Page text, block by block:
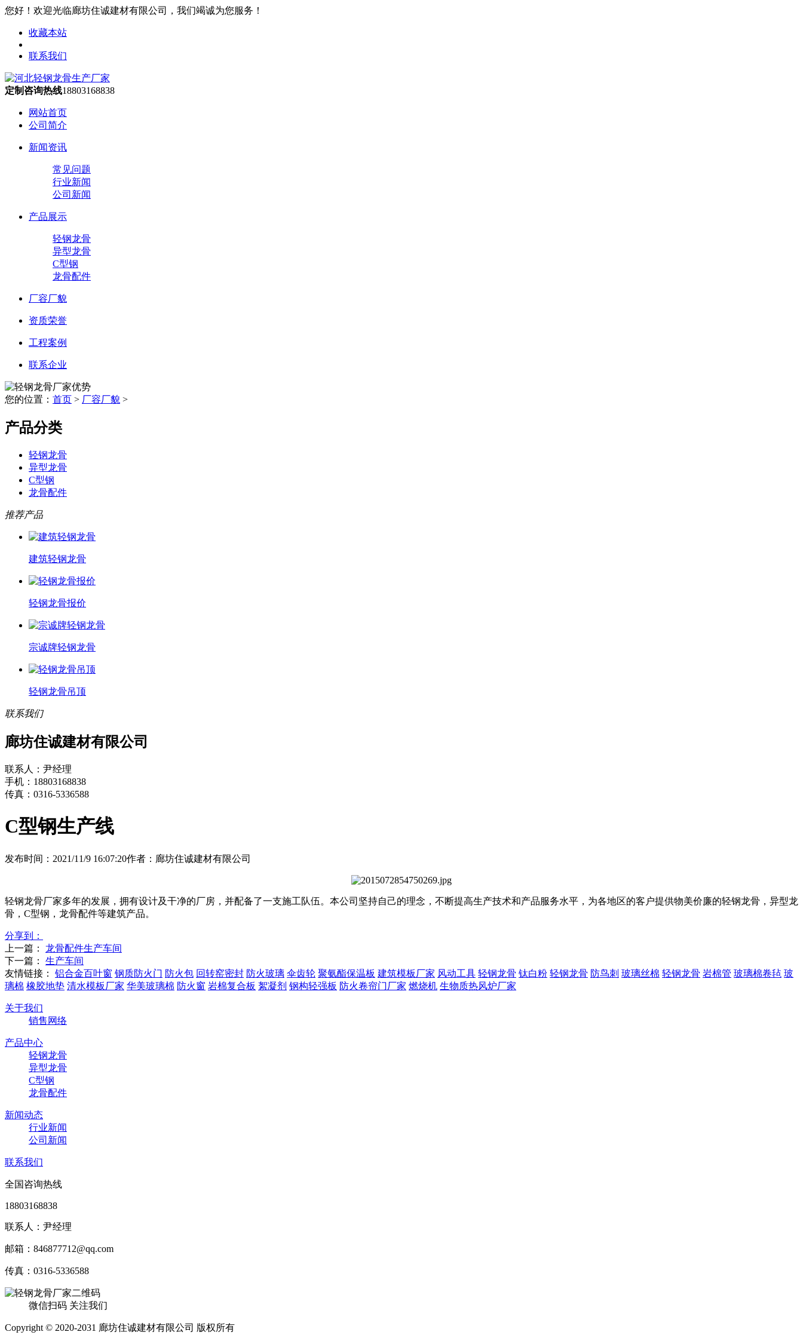
您好！欢迎光临廊坊住诚建材有限公司，我们竭诚为您服务！
收藏本站
联系我们
定制咨询热线18803168838
网站首页
公司简介
新闻资讯
常见问题
行业新闻
公司新闻
产品展示
轻钢龙骨
异型龙骨
C型钢
龙骨配件
厂容厂貌
资质荣誉
工程案例
联系企业
您的位置： 首页 > 厂容厂貌 >
产品分类
轻钢龙骨
异型龙骨
C型钢
龙骨配件
推荐产品
建筑轻钢龙骨
轻钢龙骨报价
宗诚牌轻钢龙骨
轻钢龙骨吊顶
联系我们
廊坊住诚建材有限公司
联系人：尹经理
手机：18803168838
传真：0316-5336588
C型钢生产线
发布时间：2021/11/9 16:07:20作者：廊坊住诚建材有限公司
轻钢龙骨厂家多年的发展，拥有设计及干净的厂房，并配备了一支施工队伍。本公司坚持自己的理念，不断提高生产技术和产品服务水平，为各地区的客户提供物美价廉的轻钢龙骨，异型龙
骨，C型钢，龙骨配件等建筑产品。
分享到：
上一篇： 龙骨配件生产车间
下一篇： 生产车间
友情链接：
铝合金百叶窗 钢质防火门 防火包 回转窑密封 防火玻璃 伞齿轮 聚氨酯保温板 建筑模板厂家 风动工具 轻钢龙骨 钛白粉 轻钢龙骨 防鸟刺 玻璃丝棉 轻钢龙骨 岩棉管 玻璃棉卷毡 玻
璃棉 橡胶地垫 清水模板厂家 华美玻璃棉 防火窗 岩棉复合板 絮凝剂 钢构轻强板 防火卷帘门厂家 燃烧机 生物质热风炉厂家
关于我们
销售网络
产品中心
轻钢龙骨
异型龙骨
C型钢
龙骨配件
新闻动态
行业新闻
公司新闻
联系我们
全国咨询热线
18803168838
联系人：尹经理
邮箱：846877712@qq.com
传真：0316-5336588
微信扫码 关注我们
Copyright © 2020-2031 廊坊住诚建材有限公司 版权所有